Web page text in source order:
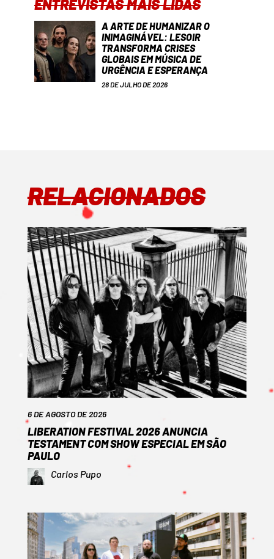
ENTREVISTAS MAIS LIDAS
A ARTE DE HUMANIZAR O
INIMAGINÁVEL: LESOIR
TRANSFORMA CRISES
GLOBAIS EM MÚSICA DE
URGÊNCIA E ESPERANÇA
28 DE JULHO DE 2026
RELACIONADOS
6 DE AGOSTO DE 2026
LIBERATION FESTIVAL 2026 ANUNCIA
TESTAMENT COM SHOW ESPECIAL EM SÃO
PAULO
Carlos Pupo